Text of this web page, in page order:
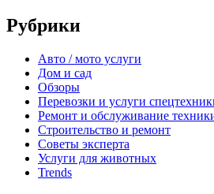
Рубрики
Авто / мото услуги
Дом и сад
Обзоры
Перевозки и услуги
Ремонт и обслуживание
Строительство и ремонт
Советы эксперта
Услуги для животных
Trends